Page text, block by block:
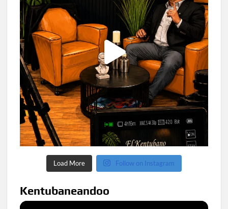
Load More Follow on Instagram
Kentubaneandoo